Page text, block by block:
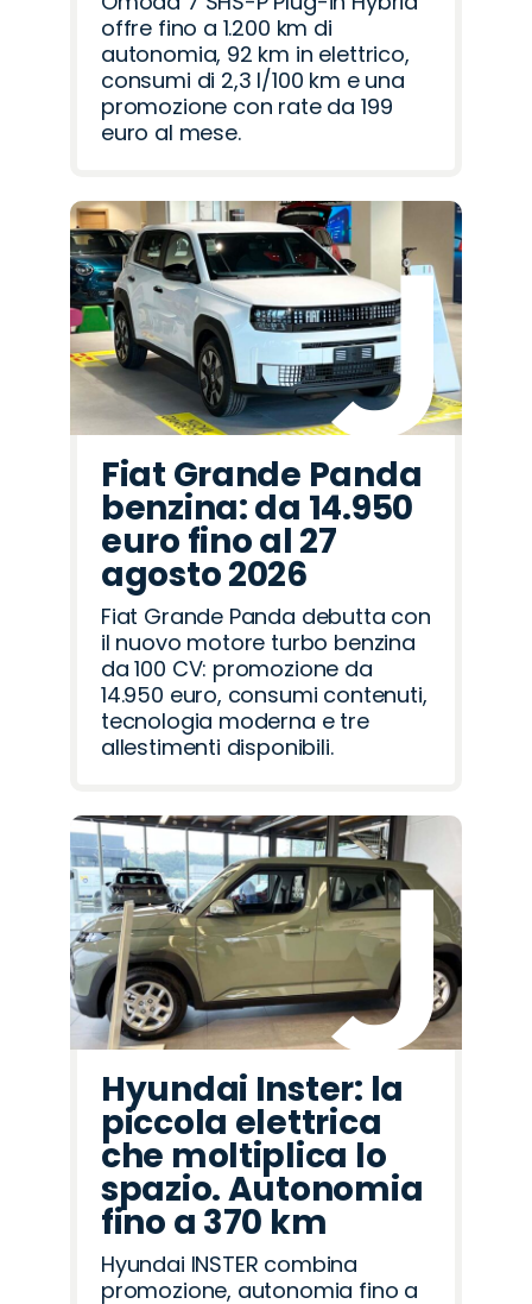
offre fino a 1.200 km di
autonomia, 92 km in elettrico,
consumi di 2,3 l/100 km e una
promozione con rate da 199
euro al mese.
Fiat Grande Panda
benzina: da 14.950
euro fino al 27
agosto 2026
Fiat Grande Panda debutta con
il nuovo motore turbo benzina
da 100 CV: promozione da
14.950 euro, consumi contenuti,
tecnologia moderna e tre
allestimenti disponibili.
Hyundai Inster: la
piccola elettrica
che moltiplica lo
spazio. Autonomia
fino a 370 km
Hyundai INSTER combina
promozione, autonomia fino a